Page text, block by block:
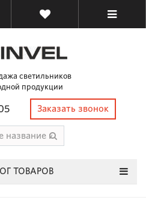
светильников
продукции
Заказать звонок
ТОВАРОВ